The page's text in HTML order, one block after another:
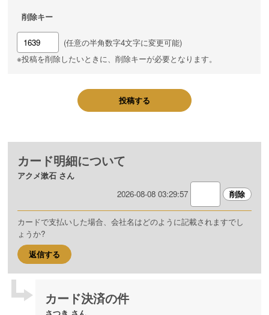
削除キー
(任意の半角数字4文字に変更可能)
※投稿を削除したいときに、削除キーが必要となります。
投稿する
カード明細について
アクメ漱石 さん
2026-08-08 03:29:57
カードで支払いした場合、会社名はどのように記載されますでし
ょうか?
返信する
カード決済の件